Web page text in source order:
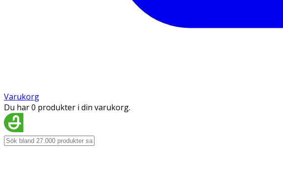
Varukorg
Du har 0 produkter i din varukorg.